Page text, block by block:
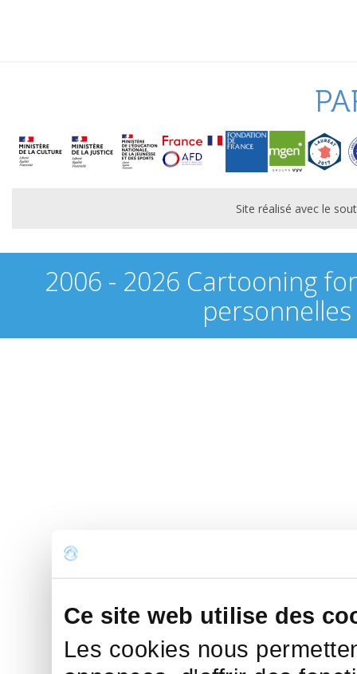
Ce site web utilise des
Les cookies nous
Site réalisé avec le
2006 - 2026 Cartooning
personnelles